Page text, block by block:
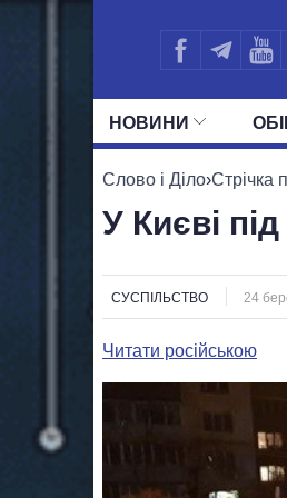
НОВИНИ
Слово і Діло›Стрічка
У Києві
СУСПІЛЬСТВО 24
Читати російською